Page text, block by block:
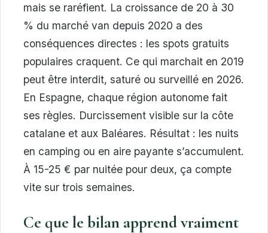
mais se raréfient. La croissance de 20 à 30
% du marché van depuis 2020 a des
conséquences directes : les spots gratuits
populaires craquent. Ce qui marchait en 2019
peut être interdit, saturé ou surveillé en 2026.
En Espagne, chaque région autonome fait
ses règles. Durcissement visible sur la côte
catalane et aux Baléares. Résultat : les nuits
en camping ou en aire payante s’accumulent.
À 15-25 € par nuitée pour deux, ça compte
vite sur trois semaines.
Ce que le bilan apprend vraiment